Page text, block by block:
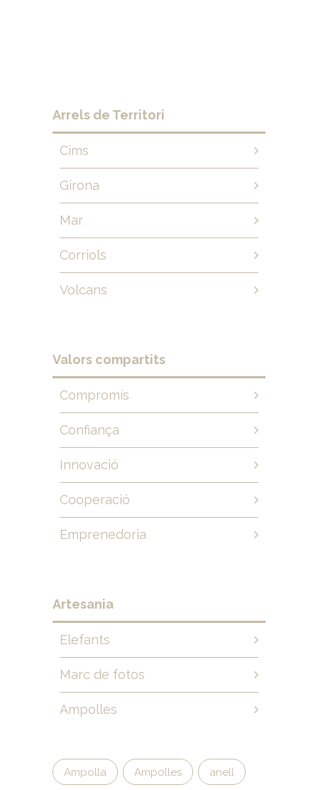
Arrels de Territori
Cims
Girona
Mar
Corriols
Volcans
Valors compartits
Compromís
Confiança
Innovació
Cooperació
Emprenedoria
Artesania
Elefants
Marc de fotos
Ampolles
Ampolla Ampolles anell